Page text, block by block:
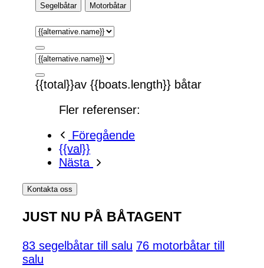
Segelbåtar Motorbåtar
{{total}}av {{boats.length}} båtar
Fler referenser:
Föregående
{{val}}
Nästa
Kontakta oss
JUST NU PÅ BÅTAGENT
83 segelbåtar till salu 76 motorbåtar till
salu